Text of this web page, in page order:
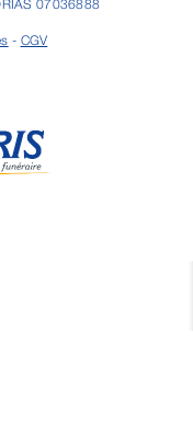
07036888
- CGV